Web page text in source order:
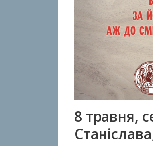
8 травня,